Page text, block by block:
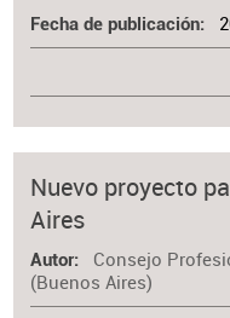
Fecha de publicación
Nuevo proyecto
Aires
Autor
Consejo
(Buenos Aires)